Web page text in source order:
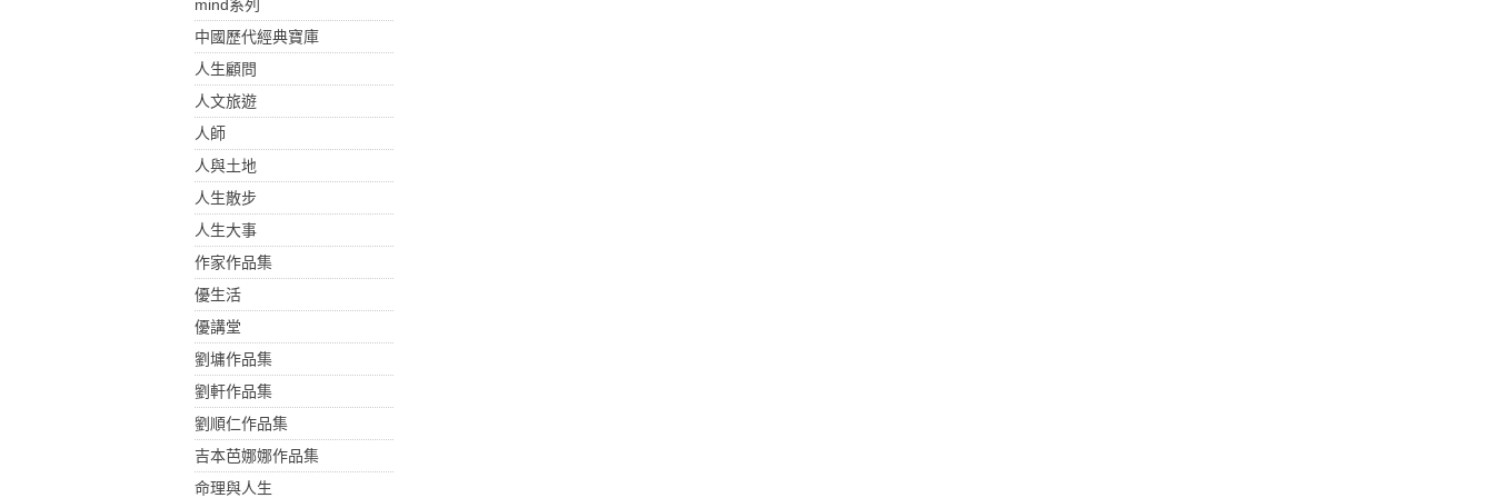
mind系列
中國歷代經典寶庫
人生顧問
人文旅遊
人師
人與土地
人生散步
人生大事
作家作品集
優生活
優講堂
劉墉作品集
劉軒作品集
劉順仁作品集
吉本芭娜娜作品集
命理與人生